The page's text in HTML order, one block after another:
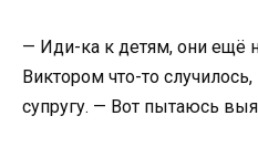
— Иди-ка к детям, они ещё
Виктором что-то
супругу. — Вот пытаюсь